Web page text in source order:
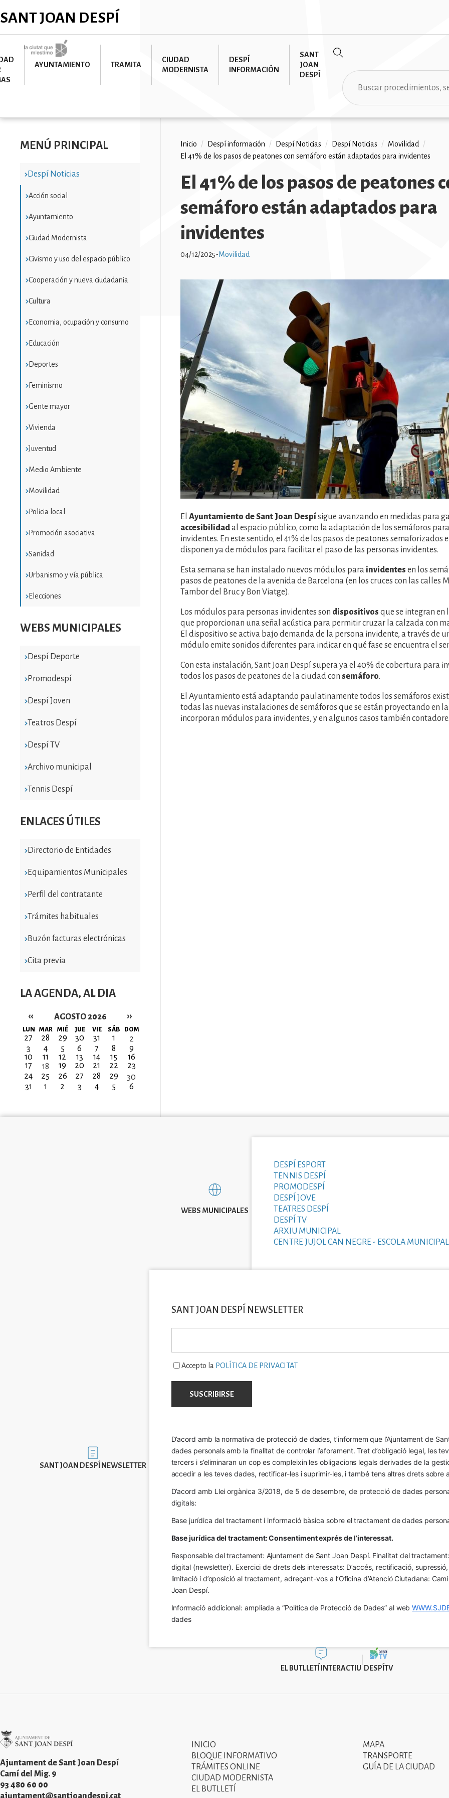
al
SANT JOAN DESPÍ
Imatge
AYUNTAMIENTO TRAMITA
CIUDAD
MODERNISTA
DESPÍ
INFORMACIÓN
SANT
JOAN
DESPÍ
Buscar
MENÚ PRINCIPAL
Despí Noticias
Acción social
Ayuntamiento
Ciudad Modernista
Civismo y uso del espacio público
Cooperación y nueva ciudadania
Cultura
Economia, ocupación y consumo
Educación
Deportes
Feminismo
Gente mayor
Vivienda
Juventud
Medio Ambiente
Movilidad
Policia local
Promoción asociativa
Sanidad
Urbanismo y vía pública
Elecciones
WEBS MUNICIPALES
Despí Deporte
Promodespí
Despí Joven
Teatros Despí
Despí TV
Archivo municipal
Tennis Despí
ENLACES ÚTILES
Directorio de Entidades
Equipamientos Municipales
Perfil del contratante
Trámites habituales
Buzón facturas electrónicas
Cita previa
LA AGENDA, AL DIA
AGOSTO 2026
Paginación
‹‹ ››
LUN MAR MIÉ JUE VIE SÁB DOM
27 28 29 30 31 1
2
3
4 5 6 7 8
9
10
11 12 13 14 15
16
17
18 19 20 21 22
23
24
25 26 27 28 29
30
31
1 2 3 4 5 6
Ruta
de
navegación
Inicio / Despí información / Despí Noticias / Despí Noticias / Movilidad
/
El 41% de los pasos de peatones con semáforo están adaptados para invidentes
El 41% de los pasos de peatones
semáforo están adaptados para
invidentes
04/12/2025-Movilidad
El Ayuntamiento de Sant Joan Despí sigue avanzando en medidas para
accesibilidadal espacio público, como la adaptación de los semáforos
invidentes. En este sentido, el 41% de los pasos de peatones semaforizados
disponen ya de módulos para facilitar el paso de las personas invidentes.
Esta semana se han instalado nuevos módulos para invidentes en los
pasos de peatones de la avenida de Barcelona (en los cruces con las calles
Tambor del Bruc y Bon Viatge).
Los módulos para personas invidentes son dispositivos que se integran en
que proporcionan una señal acústica para permitir cruzar la calzada con
El dispositivo se activa bajo demanda de la persona invidente, a través de
módulo emite sonidos diferentes para indicar en qué fase se encuentra el
Con esta instalación, Sant Joan Despí supera ya el 40% de cobertura para
todos los pasos de peatones de la ciudad con semáforo.
El Ayuntamiento está adaptando paulatinamente todos los semáforos
todas las nuevas instalaciones de semáforos que se están proyectando en
incorporan módulos para invidentes, y en algunos casos también
WEBS MUNICIPALES
DESPÍ ESPORT
TENNIS DESPÍ
PROMODESPÍ
DESPÍ JOVE
TEATRES DESPÍ
DESPÍ TV
ARXIU MUNICIPAL
CENTRE JUJOL CAN NEGRE - ESCOLA
Imatge
SANT JOAN DESPÍ NEWSLETTER
SANT JOAN DESPÍ NEWSLETTER
Accepto la POLÍTICA DE PRIVACITAT
D’acord amb la normativa de protecció de dades, t’informem que l’Ajuntament de
dades personals amb la finalitat de controlar l’aforament. Tret d’obligació legal, les
tercers i s’eliminaran un cop es compleixin les obligacions legals derivades de la
accedir a les teves dades, rectificar-les i suprimir-les, i també tens altres drets sobre
D’acord amb Llei orgànica 3/2018, de 5 de desembre, de protecció de dades
digitals:
Base jurídica del tractament i informació bàsica sobre el tractament de dades
Base jurídica del tractament: Consentiment exprés de l’interessat.
Responsable del tractament: Ajuntament de Sant Joan Despí. Finalitat del
digital (newsletter). Exercici de drets dels interessats: D’accés, rectificació,
limitació i d’oposició al tractament, adreçant-vos a l’Oficina d’Atenció Ciutadana:
Joan Despí.
Informació addicional: ampliada a “Política de Protecció de Dades” al web
dades
EL BUTLLETÍ INTERACTIU DESPÍTV
Imatge
Ajuntament de Sant Joan Despí
Camí del Mig. 9
93 480 60 00
ajuntament@santjoandespi.cat
Primer
menú
INICIO
BLOQUE INFORMATIVO
TRÁMITES ONLINE
CIUDAD MODERNISTA
EL BUTLLETÍ
Segon
menú
MAPA
TRANSPORTE
GUÍA DE LA CIUDAD